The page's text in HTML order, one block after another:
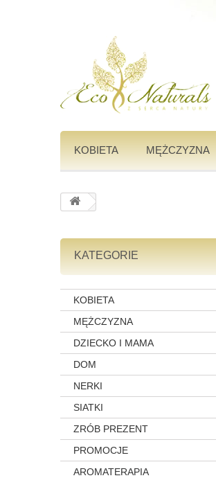
KOBIETA MĘŻCZYZNA
KATEGORIE
KOBIETA
MĘŻCZYZNA
DZIECKO I MAMA
DOM
NERKI
SIATKI
ZRÓB PREZENT
PROMOCJE
AROMATERAPIA